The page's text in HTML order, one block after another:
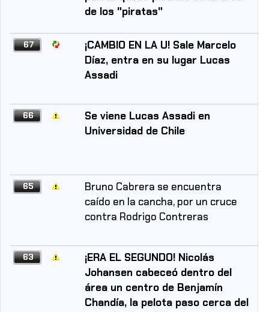
de los "piratas"
67
¡CAMBIO EN LA U! Sale Marcelo
Díaz, entra en su lugar Lucas
Assadi
66
Se viene Lucas Assadi en
Universidad de Chile
65
Bruno Cabrera se encuentra
caído en la cancha, por un cruce
contra Rodrigo Contreras
63
¡ERA EL SEGUNDO! Nicolás
Johansen cabeceó dentro del
área un centro de Benjamín
Chandía, la pelota paso cerca del